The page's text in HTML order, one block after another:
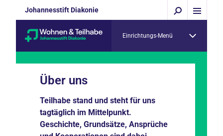
Johannesstift Diakonie
Einrichtungs-Menü
Über uns
Teilhabe stand und steht für uns
tagtäglich im Mittelpunkt.
Geschichte, Grundsätze, Ansprüche